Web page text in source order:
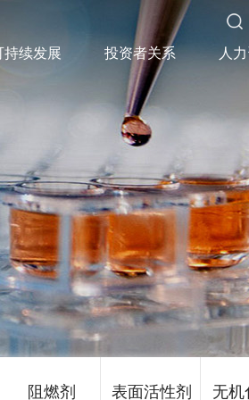
持续发展 投资者关系 人
阻燃剂 表面活性剂 无机